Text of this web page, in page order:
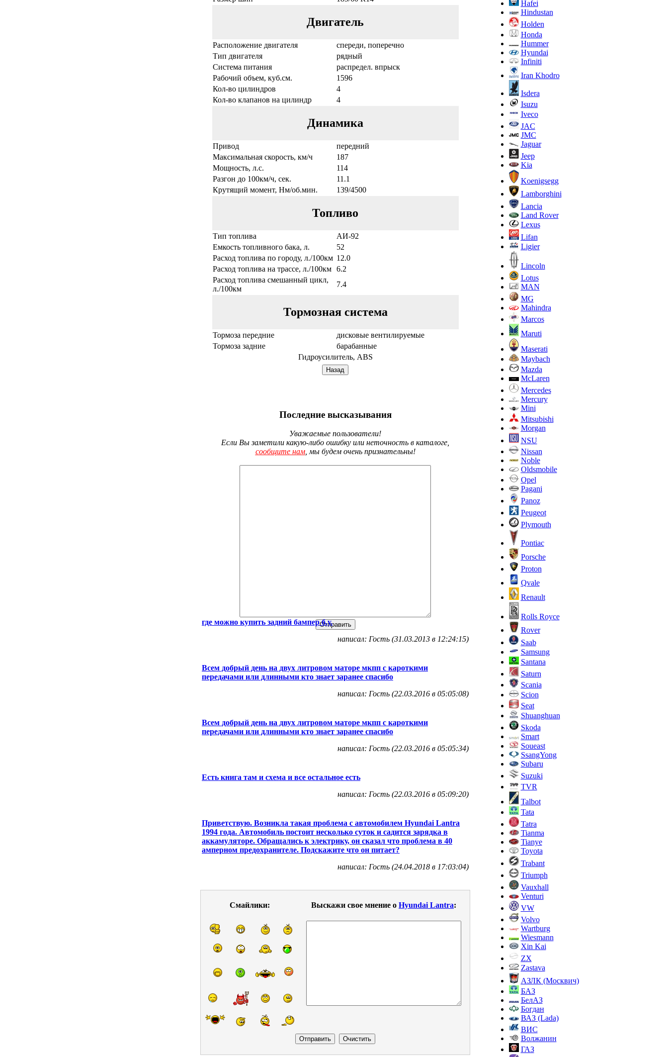
Двигатель
Расположение двигателя
спереди, поперечно
Тип двигателя
рядный
Система питания
распредел. впрыск
Рабочий объем, куб.см.
1596
Кол-во цилиндров
4
Кол-во клапанов на цилиндр
4
Динамика
Привод
передний
Максимальная скорость, км/ч
187
Мощность, л.с.
114
Разгон до 100км/ч, сек.
11.1
Крутящий момент, Нм/об.мин.
139/4500
Топливо
Тип топлива
АИ-92
Емкость топливного бака, л.
52
Расход топлива по городу, л./100км 12.0
Расход топлива на трассе, л./100км
6.2
Расход топлива смешанный цикл,
л./100км
7.4
Тормозная система
Тормоза передние
дисковые вентилируемые
Тормоза задние
барабанные
Гидроусилитель, ABS
Последние высказывания
Уважаемые пользователи!
Если Вы заметили какую-либо ошибку или неточность в каталоге,
сообщите нам, мы будем очень признательны!
где можно купить задний бампер б.у.
написал: Гость (31.03.2013 в 12:24:15)
Всем добрый день на двух литровом маторе мкпп с кароткими
передачами или длинными кто знает заранее спасибо
написал: Гость (22.03.2016 в 05:05:08)
Всем добрый день на двух литровом маторе мкпп с кароткими
передачами или длинными кто знает заранее спасибо
написал: Гость (22.03.2016 в 05:05:34)
Есть книга там и схема и все остальное есть
написал: Гость (22.03.2016 в 05:09:20)
Приветствую. Возникла такая проблема с автомобилем Hyundai Lantra
1994 года. Автомобиль постоит несколько суток и садится зарядка в
аккамуляторе. Обращались к электрику, он сказал что проблема в 40
амперном предохранителе. Подскажите что он питает?
написал: Гость (24.04.2018 в 17:03:04)
Смайлики: Выскажи свое мнение о Hyundai Lantra:
Hafei
Hindustan
Holden
Honda
Hummer
Hyundai
Infiniti
Iran Khodro
Isdera
Isuzu
Iveco
JAC
JMC
Jaguar
Jeep
Kia
Koenigsegg
Lamborghini
Lancia
Land Rover
Lexus
Lifan
Ligier
Lincoln
Lotus
MAN
MG
Mahindra
Marcos
Maruti
Maserati
Maybach
Mazda
McLaren
Mercedes
Mercury
Mini
Mitsubishi
Morgan
NSU
Nissan
Noble
Oldsmobile
Opel
Pagani
Panoz
Peugeot
Plymouth
Pontiac
Porsche
Proton
Qvale
Renault
Rolls Royce
Rover
Saab
Samsung
Santana
Saturn
Scania
Scion
Seat
Shuanghuan
Skoda
Smart
Soueast
SsangYong
Subaru
Suzuki
TVR
Talbot
Tata
Tatra
Tianma
Tianye
Toyota
Trabant
Triumph
Vauxhall
Venturi
VW
Volvo
Wartburg
Wiesmann
Xin Kai
ZX
Zastava
АЗЛК (Москвич)
БАЗ
БелАЗ
Богдан
ВАЗ (Lada)
ВИС
Волжанин
ГАЗ